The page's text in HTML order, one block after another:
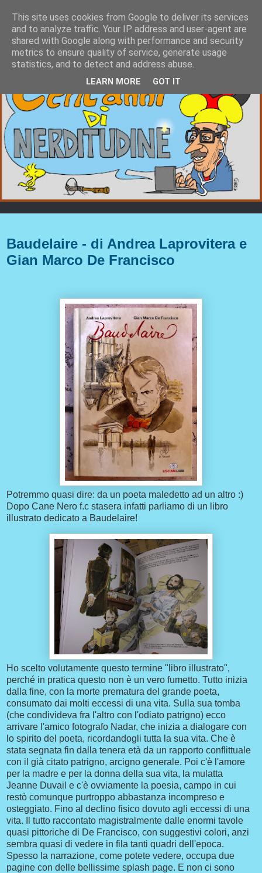
Baudelaire - di Andrea Laprovitera e
Gian Marco De Francisco
Potremmo quasi dire: da un poeta maledetto ad un altro :)
Dopo Cane Nero f.c stasera infatti parliamo di un libro
illustrato dedicato a Baudelaire!
Ho scelto volutamente questo termine "libro illustrato",
perché in pratica questo non è un vero fumetto. Tutto inizia
dalla fine, con la morte prematura del grande poeta,
consumato dai molti eccessi di una vita. Sulla sua tomba
(che condivideva fra l'altro con l'odiato patrigno) ecco
arrivare l'amico fotografo Nadar, che inizia a dialogare con
lo spirito del poeta, ricordandogli tutta la sua vita. Che è
stata segnata fin dalla tenera età da un rapporto conflittuale
con il già citato patrigno, arcigno generale. Poi c'è l'amore
per la madre e per la donna della sua vita, la mulatta
Jeanne Duvail e c'è ovviamente la poesia, campo in cui
restò comunque purtroppo abbastanza incompreso e
osteggiato. Fino al declino fisico dovuto agli eccessi di una
vita. Il tutto raccontato magistralmente dalle enormi tavole
quasi pittoriche di De Francisco, con suggestivi colori, anzi
sembra quasi di vedere in fila tanti quadri dell'epoca.
Spesso la narrazione, come potete vedere, occupa due
pagine con delle bellissime splash page. E non ci sono
This site uses cookies from Google to deliver its services
and to analyze traffic. Your IP address and user-agent are
shared with Google along with performance and security
metrics to ensure quality of service, generate usage
statistics, and to detect and address abuse.
LEARN MORE GOT IT